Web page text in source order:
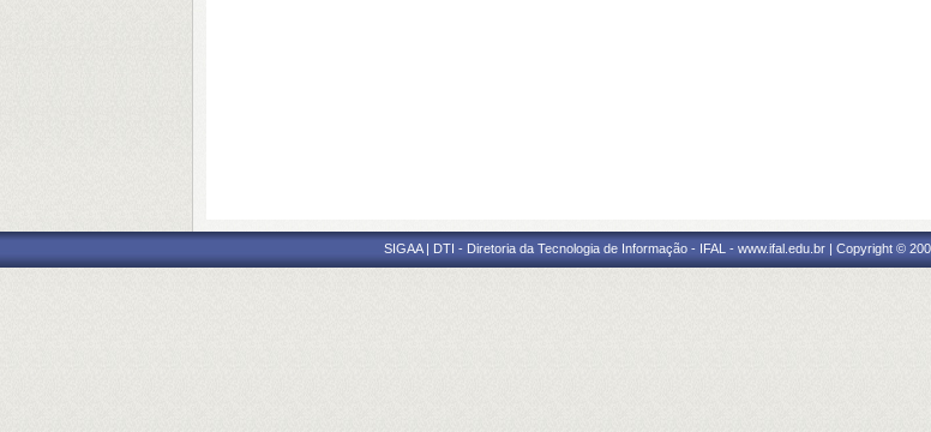
SIGAA | DTI - Diretoria da Tecnologia de Informação - IFAL - www.ifal.edu.br | Copyright ©